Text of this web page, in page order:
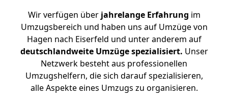
Wir verfügen überjahrelange Erfahrung im
Umzugsbereich und haben uns auf Umzüge von
Hagen nach Eiserfeld und unter anderem auf
deutschlandweite Umzüge spezialisiert. Unser
Netzwerk besteht aus professionellen
Umzugshelfern, die sich darauf spezialisieren,
alle Aspekte eines Umzugs zu organisieren.